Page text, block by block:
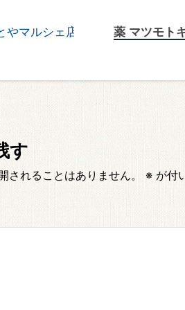
薬 マツモト
す
されることはありません。 ※ が付